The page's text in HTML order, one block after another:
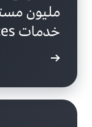
مليون
خدمات AWS Edge Services